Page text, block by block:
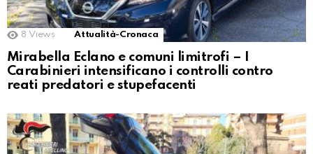
8 Views Attualità-Cronaca
Mirabella Eclano e comuni limitrofi – I
Carabinieri intensificano i controlli contro
reati predatori e stupefacenti